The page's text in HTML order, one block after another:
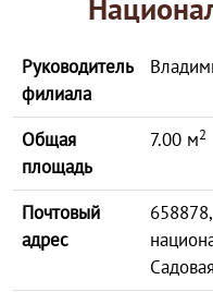
Руководитель
филиала
Общая
площадь
7.00 м2
Почтовый
адрес